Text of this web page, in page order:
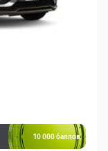
10 000 баллов